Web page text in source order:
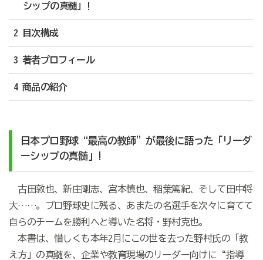
シップの真髄」!
2 目次構成
3 著者プロフィール
4 商品の紹介
日本プロ野球“最高の教師”が最後に語った「リーダ
ーシップの真髄」!
古田敦也、新庄剛志、宮本慎也、稲葉篤紀、そして田中将
大……。プロ野球史に残る、あまたの名選手を次々に育てて
自らのチームを勝利へと導いた名将・野村克也。
本書は、惜しくも本年2月にこの世を去った野村氏の「教
え方」の真髄を、企業や教育現場のリーダー向けに“指導